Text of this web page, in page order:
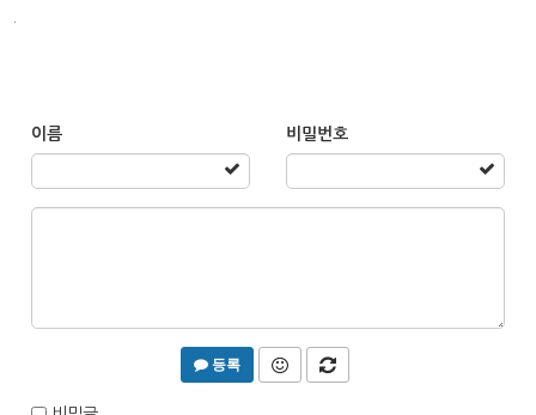
이름 비밀번호
등록